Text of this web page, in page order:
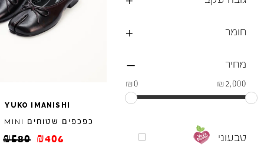
חומר
מחיר
₪0 ₪2,000
טבעוני
YUKO IMANISHI
כפכפים שטוחים
MINI
₪580 ₪406